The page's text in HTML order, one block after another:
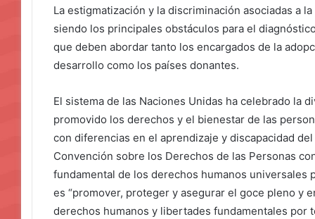
La estigmatización y la discriminación asociadas a
siendo los principales obstáculos para el
que deben abordar tanto los encargados de la
desarrollo como los países donantes.
El sistema de las Naciones Unidas ha celebrado la
promovido los derechos y el bienestar de las
con diferencias en el aprendizaje y discapacidad
Convención sobre los Derechos de las Personas
fundamental de los derechos humanos universales
es “promover, proteger y asegurar el goce pleno y
derechos humanos y libertades fundamentales por